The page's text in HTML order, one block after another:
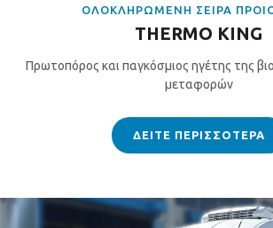
OΛΟΚΛΗΡΩΜΕΝΗ ΣΕΙΡΑ
THERMO KING
Πρωτοπόρος και παγκόσμιος ηγέτης της
μεταφορών
ΔΕΙΤΕ ΠΕΡΙΣΣΟΤΕΡΑ